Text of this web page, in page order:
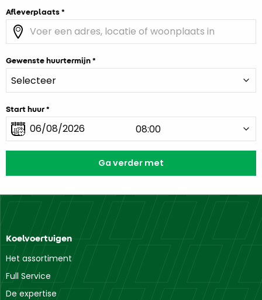
Afleverplaats
Gewenste huurtermijn
Start huur
Koelvoertuigen
Het assortiment
Full Service
De expertise